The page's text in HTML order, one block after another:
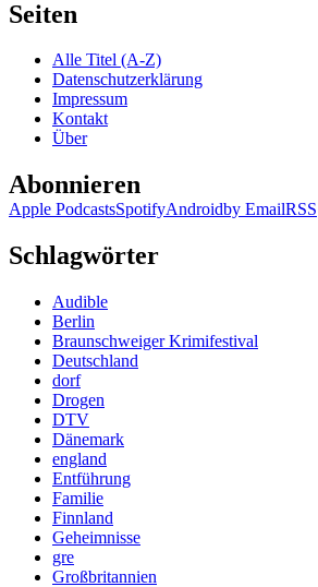
–
Torso
Seiten
Alle Titel (A-Z)
Datenschutzerklärung
Impressum
Kontakt
Über
Abonnieren
Apple PodcastsSpotifyAndroidby EmailRSS
Schlagwörter
Audible
Berlin
Braunschweiger Krimifestival
Deutschland
dorf
Drogen
DTV
Dänemark
england
Entführung
Familie
Finnland
Geheimnisse
gre
Großbritannien